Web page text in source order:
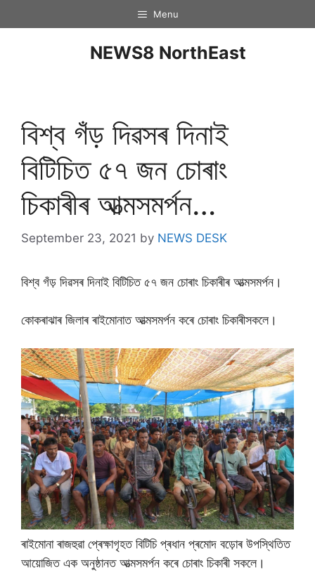
Menu
NEWS8 NorthEast
বিশ্ব গঁড় দিৱসৰ দিনাই
বিটিচিত ৫৭ জন চোৰাং
চিকাৰীৰ আত্মসমৰ্পন…
September 23, 2021 by NEWS DESK
বিশ্ব গঁড় দিৱসৰ দিনাই বিটিচিত ৫৭ জন চোৰাং চিকাৰীৰ আত্মসমৰ্পন।
কোকৰাঝাৰ জিলাৰ ৰাইমোনাত আত্মসমৰ্পন কৰে চোৰাং চিকাৰীসকলে।
ৰাইমোনা ৰাজহুৱা প্ৰেক্ষাগৃহত বিটিচি প্ৰধান প্ৰমোদ বড়োৰ উপস্থিতিত
আয়োজিত এক অনুষ্ঠানত আত্মসমৰ্পন কৰে চোৰাং চিকাৰী সকলে।